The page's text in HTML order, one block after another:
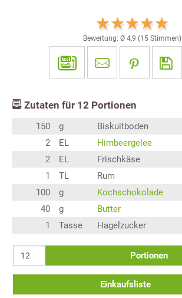
Bewertung: Ø 4,9 (15Stimmen)
Zutaten für 12 Portionen
150 g
Biskuitboden
2
EL
Himbeergelee
2
EL
Frischkäse
1
TL
Rum
100
g
Kochschokolade
40
g
Butter
1
Tasse Hagelzucker
Portionen
Einkaufsliste